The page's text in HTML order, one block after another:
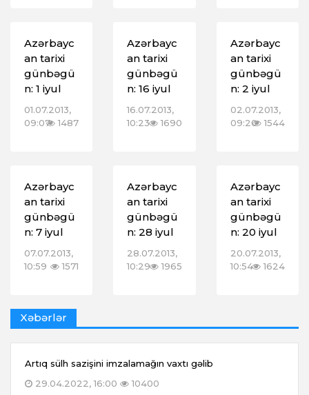
Azərbayc
an tarixi
günbəgü
n: 1 iyul
01.07.2013,
09:07
1487
Azərbayc
an tarixi
günbəgü
n: 16 iyul
16.07.2013,
10:23
1690
Azərbayc
an tarixi
günbəgü
n: 2 iyul
02.07.2013,
09:20 1544
Azərbayc
an tarixi
günbəgü
n: 7 iyul
07.07.2013,
10:59
1571
Azərbayc
an tarixi
günbəgü
n: 28 iyul
28.07.2013,
10:29
1965
Azərbayc
an tarixi
günbəgü
n: 20 iyul
20.07.2013,
10:54
1624
Xəbərlər
Artıq sülh sazişini imzalamağın vaxtı gəlib
29.04.2022, 16:00
10400